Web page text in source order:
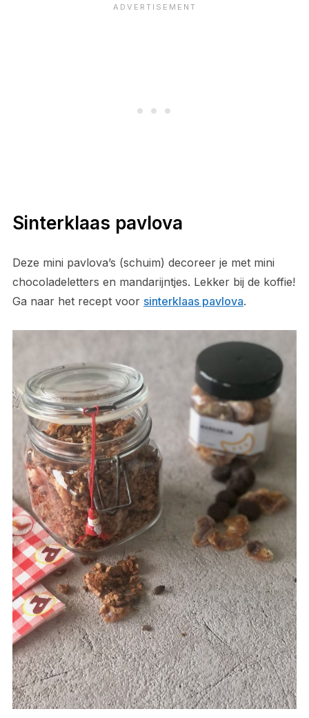
Sinterklaas pavlova
Deze mini pavlova’s (schuim) decoreer je met mini
chocoladeletters en mandarijntjes. Lekker bij de koffie!
Ga naar het recept voor sinterklaas pavlova.